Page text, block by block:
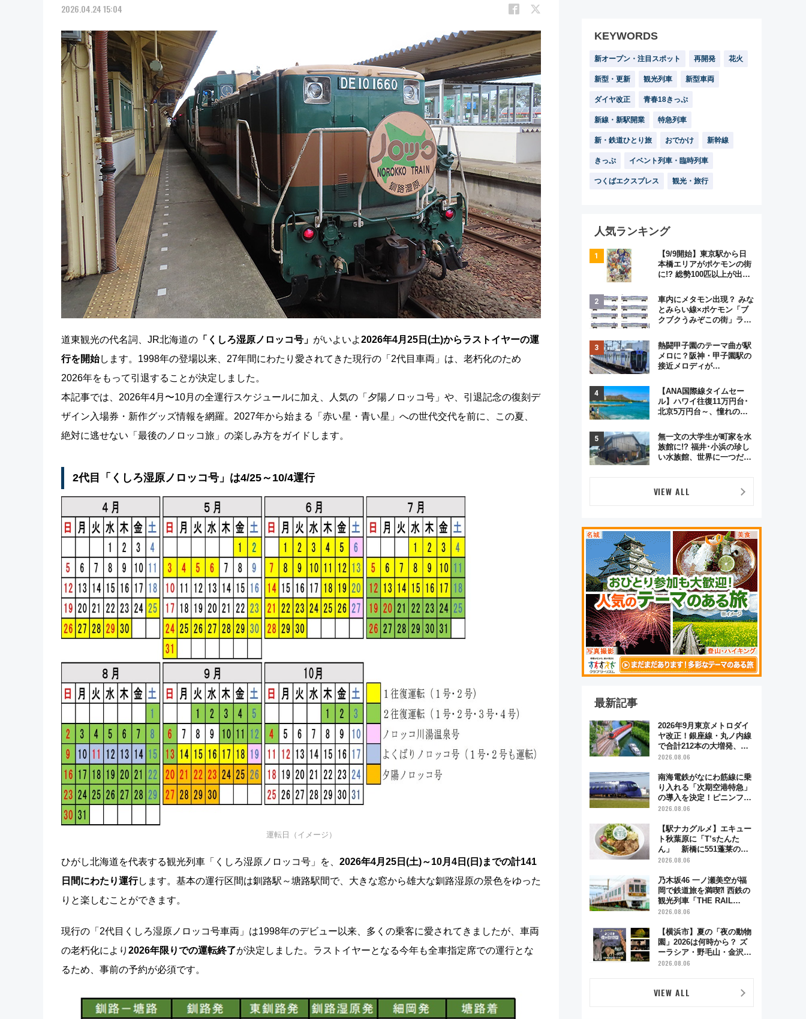
2026.04.24 15:04
道東観光の代名詞、JR北海道の 「くしろ湿原ノロッコ号」 がいよいよ2026年4月25日(土)からラストイヤーの運
行を開始します。1998年の登場以来、27年間にわたり愛されてきた現行の「2代目車両」は、老朽化のため
2026年をもって引退することが決定しました。
本記事では、2026年4月〜10月の全運行スケジュールに加え、人気の「夕陽ノロッコ号」や、引退記念の復刻デ
ザイン入場券・新作グッズ情報を網羅。2027年から始まる「赤い星・青い星」への世代交代を前に、この夏、
絶対に逃せない「最後のノロッコ旅」の楽しみ方をガイドします。
2代目「くしろ湿原ノロッコ号」は4/25～10/4運行
運転日（イメージ）
ひがし北海道を代表する観光列車「くしろ湿原ノロッコ号」を、 2026年4月25日(土)～10月4日(日)までの計141
日間にわたり運行します。基本の運行区間は釧路駅～塘路駅間で、大きな窓から雄大な釧路湿原の景色をゆった
りと楽しむことができます。
現行の「2代目くしろ湿原ノロッコ号車両」は1998年のデビュー以来、多くの乗客に愛されてきましたが、車両
の老朽化により 2026年限りでの運転終了が決定しました。ラストイヤーとなる今年も全車指定席での運行とな
るため、事前の予約が必須です。
KEYWORDS
新オープン・注目スポット 再開発 花火
新型・更新 観光列車 新型車両
ダイヤ改正 青春18きっぷ
新線・新駅開業 特急列車
新・鉄道ひとり旅 おでかけ 新幹線
きっぷ イベント列車・臨時列車
つくばエクスプレス 観光・旅行
人気ランキング
【9/9開始】東京駅から日
本橋エリアがポケモンの街
に!? 総勢100匹以上が出現
格謎解き・グッズ情報まと
め
車内にメタモン出現？ みな
とみらい線×ポケモン「ブ
クブクうみぞこの街」ラッ
この夏は直通列車で横浜
へ！
熱闘甲子園のテーマ曲が駅
メロに？阪神・甲子園駅の
接近メロディが
実アレンジの特別仕様へ、
8月5日始発から
【ANA国際線タイムセー
ル】ハワイ往復11万円台･
北京5万円台～、憧れのビ
GW旅行まで狙える激アツ
路線まとめ（8/10まで）
無一文の大学生が町家を水
族館に!? 福井･小浜の珍し
い水族館、世界に一つだけ
第2弾
VIEW ALL
最新記事
2026年9月東京メトロダイ
ヤ改正！銀座線・丸ノ内線
で合計212本の大増発、混
雑緩和に期待
2026.08.06
南海電鉄がなにわ筋線に乗
り入れる「次期空港特急」
の導入を決定！ピニンファ
リーナによる日本初の鉄道
2026.08.06
【駅ナカグルメ】エキュー
ト秋葉原に「T’sたんた
ん」 新橋に551蓬莱の
DNAを継ぐ「東京豚饅」、
まご」新グルメ続々登場！
【2026年8月】
2026.08.06
乃木坂46 一ノ瀬美空が福
岡で鉄道旅を満喫⁈ 西鉄の
観光列車「THE RAIL
KITCHEN CHIKUGO」で巡
YouTubeが公開に
2026.08.06
【横浜市】夏の「夜の動物
園」2026は何時から？ ズ
ーラシア・野毛山・金沢の
電車アクセスや見どころ、
2026.08.06
VIEW ALL